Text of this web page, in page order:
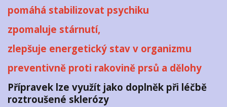
pomáhá stabilizovat psychiku
zpomaluje stárnutí,
zlepšuje energetický stav v organizmu
preventivně proti rakovině prsů a dělohy
Přípravek lze využít jako doplněk při léčbě
roztroušené sklerózy